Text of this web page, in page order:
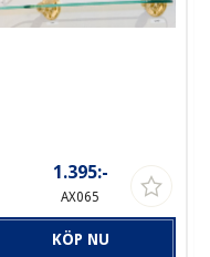
1.395:-
AX065
KÖP NU